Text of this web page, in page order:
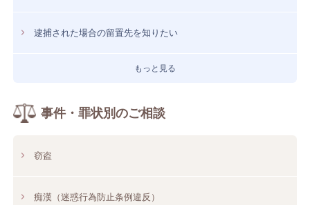
逮捕された場合の留置先を知りたい
もっと見る
事件・罪状別のご相談
窃盗
痴漢（迷惑行為防止条例違反）